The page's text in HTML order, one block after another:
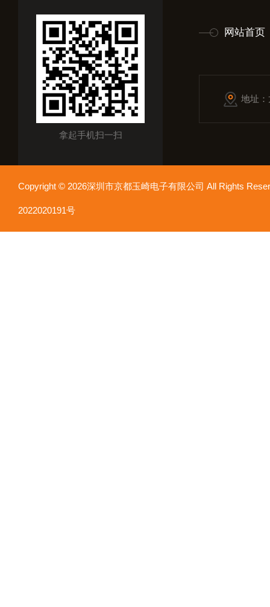
拿起手机扫一扫
网站首页
地址
Copyright © 2026深圳市京都玉崎电子有限公司 All Rights
2022020191号